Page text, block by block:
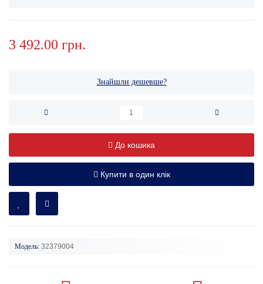
3 492.00 грн.
Знайшли дешевше?
До кошика
Купити в один клік
Модель: 32379004